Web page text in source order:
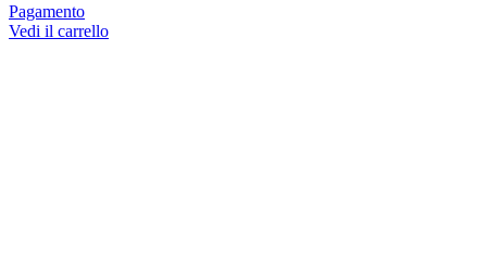
Pagamento
Vedi il carrello